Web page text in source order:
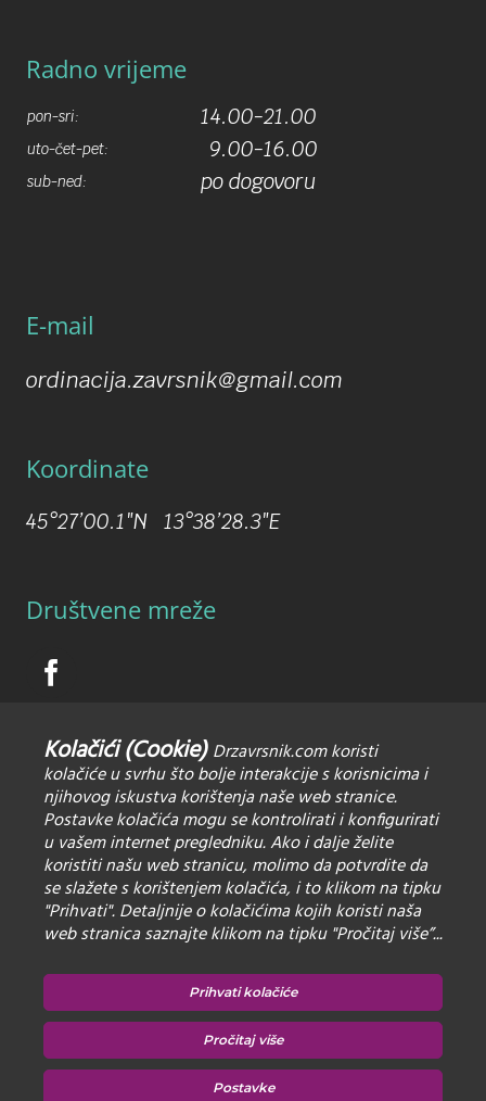
Radno vrijeme
pon-sri: 14.00-21.00
uto-čet-pet: 9.00-16.00
sub-ned: po dogovoru
E-mail
ordinacija.zavrsnik@gmail.com
Koordinate
45°27’00.1″N 13°38’28.3″E
Društvene mreže
Pravila privatnosti
Zaštita osobnih podataka
Izjava o korištenju Kolačića
Kolačići (Cookie)Drzavrsnik.com koristi
kolačiće u svrhu što bolje interakcije s korisnicima i
njihovog iskustva korištenja naše web stranice.
Postavke kolačića mogu se kontrolirati i konfigurirati
u vašem internet pregledniku. Ako i dalje želite
koristiti našu web stranicu, molimo da potvrdite da
se slažete s korištenjem kolačića, i to klikom na tipku
"Prihvati". Detaljnije o kolačićima kojih koristi naša
web stranica saznajte klikom na tipku "Pročitaj više”...
Prihvati kolačiće
Pročitaj više
Postavke